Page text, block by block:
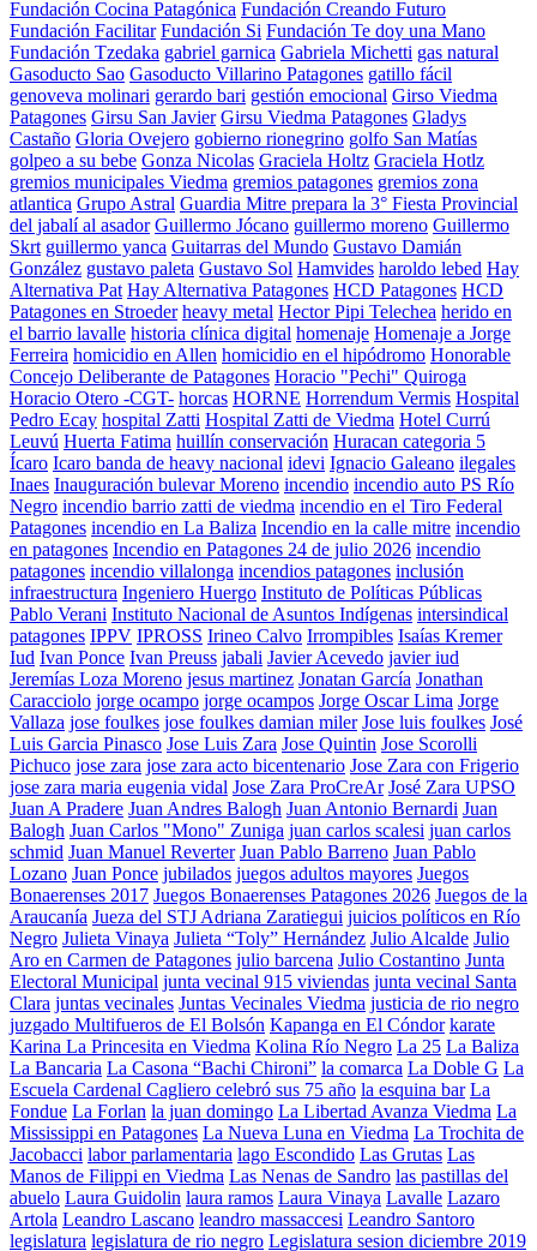
Fundación Cocina Patagónica Fundación Creando Futuro
Fundación Facilitar Fundación Si Fundación Te doy una Mano
Fundación Tzedaka gabriel garnica Gabriela Michetti gas natural
Gasoducto Sao Gasoducto Villarino Patagones gatillo fácil
genoveva molinari gerardo bari gestión emocional Girso Viedma
Patagones Girsu San Javier Girsu Viedma Patagones Gladys
Castaño Gloria Ovejero gobierno rionegrino golfo San Matías
golpeo a su bebe Gonza Nicolas Graciela Holtz Graciela Hotlz
gremios municipales Viedma gremios patagones gremios zona
atlantica Grupo Astral Guardia Mitre prepara la 3° Fiesta Provincial
del jabalí al asador Guillermo Jócano guillermo moreno Guillermo
Skrt guillermo yanca Guitarras del Mundo Gustavo Damián
González gustavo paleta Gustavo Sol Hamvides haroldo lebed Hay
Alternativa Pat Hay Alternativa Patagones HCD Patagones HCD
Patagones en Stroeder heavy metal Hector Pipi Telechea herido en
el barrio lavalle historia clínica digital homenaje Homenaje a Jorge
Ferreira homicidio en Allen homicidio en el hipódromo Honorable
Concejo Deliberante de Patagones Horacio "Pechi" Quiroga
Horacio Otero -CGT- horcas HORNE Horrendum Vermis Hospital
Pedro Ecay hospital Zatti Hospital Zatti de Viedma Hotel Currú
Leuvú Huerta Fatima huillín conservación Huracan categoria 5
Ícaro Icaro banda de heavy nacional idevi Ignacio Galeano ilegales
Inaes Inauguración bulevar Moreno incendio incendio auto PS Río
Negro incendio barrio zatti de viedma incendio en el Tiro Federal
Patagones incendio en La Baliza Incendio en la calle mitre incendio
en patagones Incendio en Patagones 24 de julio 2026 incendio
patagones incendio villalonga incendios patagones inclusión
infraestructura Ingeniero Huergo Instituto de Políticas Públicas
Pablo Verani Instituto Nacional de Asuntos Indígenas intersindical
patagones IPPV IPROSS Irineo Calvo Irrompibles Isaías Kremer
Iud Ivan Ponce Ivan Preuss jabali Javier Acevedo javier iud
Jeremías Loza Moreno jesus martinez Jonatan García Jonathan
Caracciolo jorge ocampo jorge ocampos Jorge Oscar Lima Jorge
Vallaza jose foulkes jose foulkes damian miler Jose luis foulkes José
Luis Garcia Pinasco Jose Luis Zara Jose Quintin Jose Scorolli
Pichuco jose zara jose zara acto bicentenario Jose Zara con Frigerio
jose zara maria eugenia vidal Jose Zara ProCreAr José Zara UPSO
Juan A Pradere Juan Andres Balogh Juan Antonio Bernardi Juan
Balogh Juan Carlos "Mono" Zuniga juan carlos scalesi juan carlos
schmid Juan Manuel Reverter Juan Pablo Barreno Juan Pablo
Lozano Juan Ponce jubilados juegos adultos mayores Juegos
Bonaerenses 2017 Juegos Bonaerenses Patagones 2026 Juegos de la
Araucanía Jueza del STJ Adriana Zaratiegui juicios políticos en Río
Negro Julieta Vinaya Julieta “Toly” Hernández Julio Alcalde Julio
Aro en Carmen de Patagones julio barcena Julio Costantino Junta
Electoral Municipal junta vecinal 915 viviendas junta vecinal Santa
Clara juntas vecinales Juntas Vecinales Viedma justicia de rio negro
juzgado Multifueros de El Bolsón Kapanga en El Cóndor karate
Karina La Princesita en Viedma Kolina Río Negro La 25 La Baliza
La Bancaria La Casona “Bachi Chironi” la comarca La Doble G La
Escuela Cardenal Cagliero celebró sus 75 año la esquina bar La
Fondue La Forlan la juan domingo La Libertad Avanza Viedma La
Mississippi en Patagones La Nueva Luna en Viedma La Trochita de
Jacobacci labor parlamentaria lago Escondido Las Grutas Las
Manos de Filippi en Viedma Las Nenas de Sandro las pastillas del
abuelo Laura Guidolin laura ramos Laura Vinaya Lavalle Lazaro
Artola Leandro Lascano leandro massaccesi Leandro Santoro
legislatura legislatura de rio negro Legislatura sesion diciembre 2019